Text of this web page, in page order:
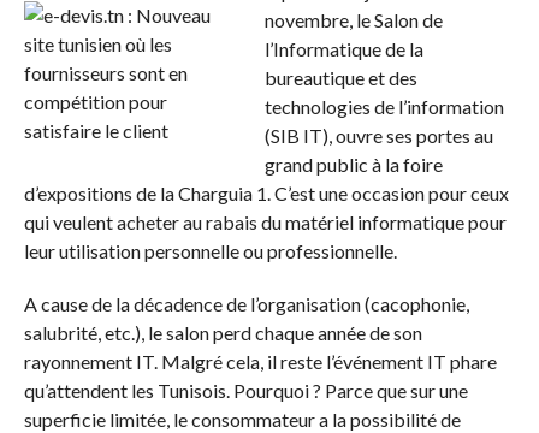
novembre, le Salon de
l’Informatique de la
bureautique et des
technologies de l’information
(SIB IT), ouvre ses portes au
grand public à la foire
d’expositions de la Charguia 1. C’est une occasion pour ceux
qui veulent acheter au rabais du matériel informatique pour
leur utilisation personnelle ou professionnelle.
A cause de la décadence de l’organisation (cacophonie,
salubrité, etc.), le salon perd chaque année de son
rayonnement IT. Malgré cela, il reste l’événement IT phare
qu’attendent les Tunisois. Pourquoi ? Parce que sur une
superficie limitée, le consommateur a la possibilité de